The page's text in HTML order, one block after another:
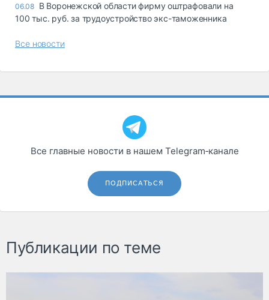
06.08 В Воронежской области фирму оштрафовали на
100 тыс. руб. за трудоустройство экс-таможенника
Все новости
Все главные новости в нашем Telegram‑канале
ПОДПИСАТЬСЯ
Публикации по теме